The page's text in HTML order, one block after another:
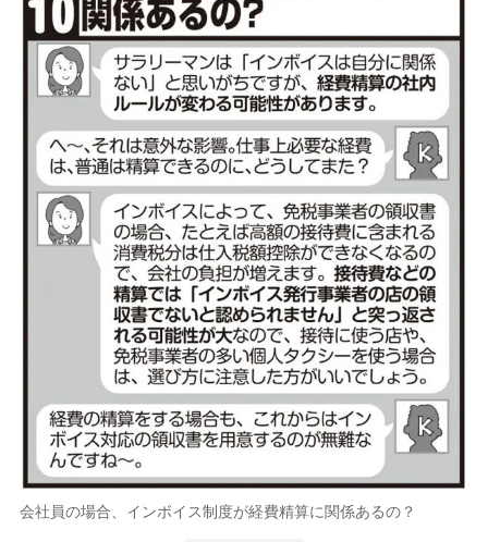
会社員の場合、インボイス制度が経費精算に関係あるの？